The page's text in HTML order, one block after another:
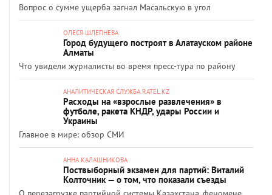
Вопрос о сумме ущерба загнал Масальскую в угол
ОЛЕСЯ ШЛЕПНЕВА
Город будущего построят в Алатауском районе
Алматы
Что увидели журналисты во время пресс-тура по району
АНАЛИТИЧЕСКАЯ СЛУЖБА RATEL.KZ
Расходы на «взрослые развлечения» в
футболе, ракета КНДР, удары России и
Украины
Главное в мире: обзор СМИ
АННА КАЛАШНИКОВА
Поствыборный экзамен для партий: Виталий
Колточник — о том, что показали съезды